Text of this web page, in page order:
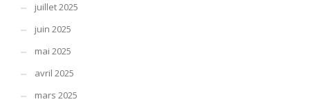
juillet 2025
juin 2025
mai 2025
avril 2025
mars 2025